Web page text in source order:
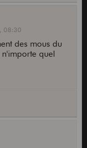
08:30
des mous du
quel